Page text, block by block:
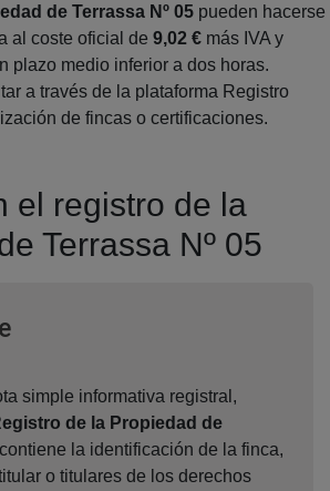
de Terrassa Nº 05 pueden hacerse
al coste oficial de 9,02 € más IVA y
plazo medio inferior a dos horas.
a través de la plataforma Registro
de fincas o certificaciones.
el registro de la
Terrassa Nº 05
Ventana nueva
simple informativa registral,
de la Propiedad de
la identificación de la finca,
o titulares de los derechos